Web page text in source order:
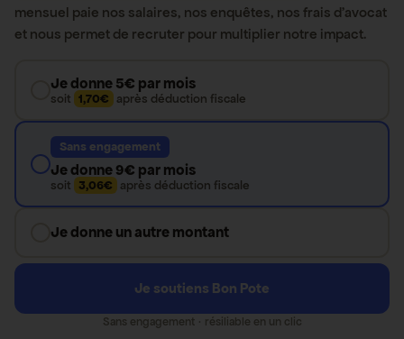
mensuel paie nos salaires, nos enquêtes, nos frais d’avocat
et nous permet de recruter pour multiplier notre impact.
Je donne 5€ par mois
soit 1,70€ après déduction fiscale
Sans engagement
Je donne 9€ par mois
soit 3,06€ après déduction fiscale
Je donne un autre montant
Je soutiens Bon Pote
Sans engagement · résiliable en un clic